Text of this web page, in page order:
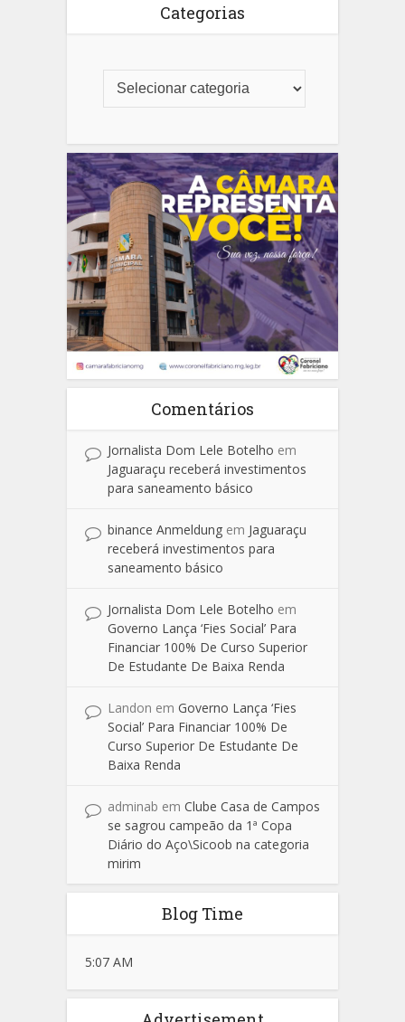
Categorias
Comentários
Jornalista Dom Lele Botelho em
Jaguaraçu receberá investimentos
para saneamento básico
binance Anmeldung em Jaguaraçu
receberá investimentos para
saneamento básico
Jornalista Dom Lele Botelho em
Governo Lança ‘Fies Social’ Para
Financiar 100% De Curso Superior
De Estudante De Baixa Renda
Landon em Governo Lança ‘Fies
Social’ Para Financiar 100% De
Curso Superior De Estudante De
Baixa Renda
adminab em Clube Casa de Campos
se sagrou campeão da 1ª Copa
Diário do Aço\Sicoob na categoria
mirim
Blog Time
5:07 AM